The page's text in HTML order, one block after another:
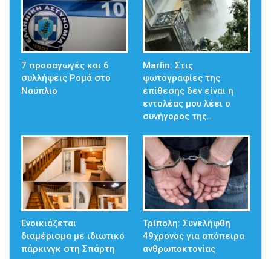
7 προσαγωγές και 6
συλλήψεις Ρομά στο
Ναύπλιο
Marfin: Στις
φωτογραφίες της
επίθεσης δεν είναι η
εντολέας μου λέει ο
συνήγορος της…
Ενοικιάζεται
διαμέρισμα με ιδιωτικό
πάρκινγκ στη Σπάρτη
Τρίπολη: Συνελήφθη
49χρονος για απόπειρα
ανθρωποκτονίας